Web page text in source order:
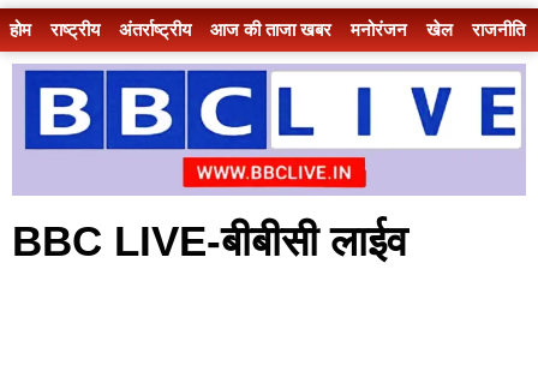
होम राष्ट्रीय अंतर्राष्ट्रीय आज की ताजा खबर मनोरंजन खेल राजनीति
BBC LIVE-बीबीसी लाईव